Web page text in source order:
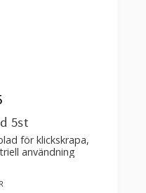
5st
för klickskrapa,
användning